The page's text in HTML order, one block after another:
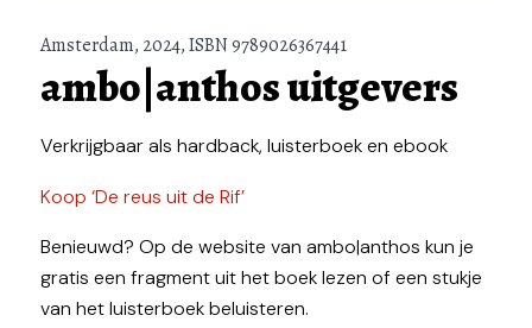
Amsterdam, 2024, ISBN 9789026367441
ambo|anthos uitgevers
Verkrijgbaar als hardback, luisterboek en ebook
Koop ‘De reus uit de Rif’
Benieuwd? Op de website van ambo|anthos kun je
gratis een fragment uit het boek lezen of een stukje
van het luisterboek beluisteren.